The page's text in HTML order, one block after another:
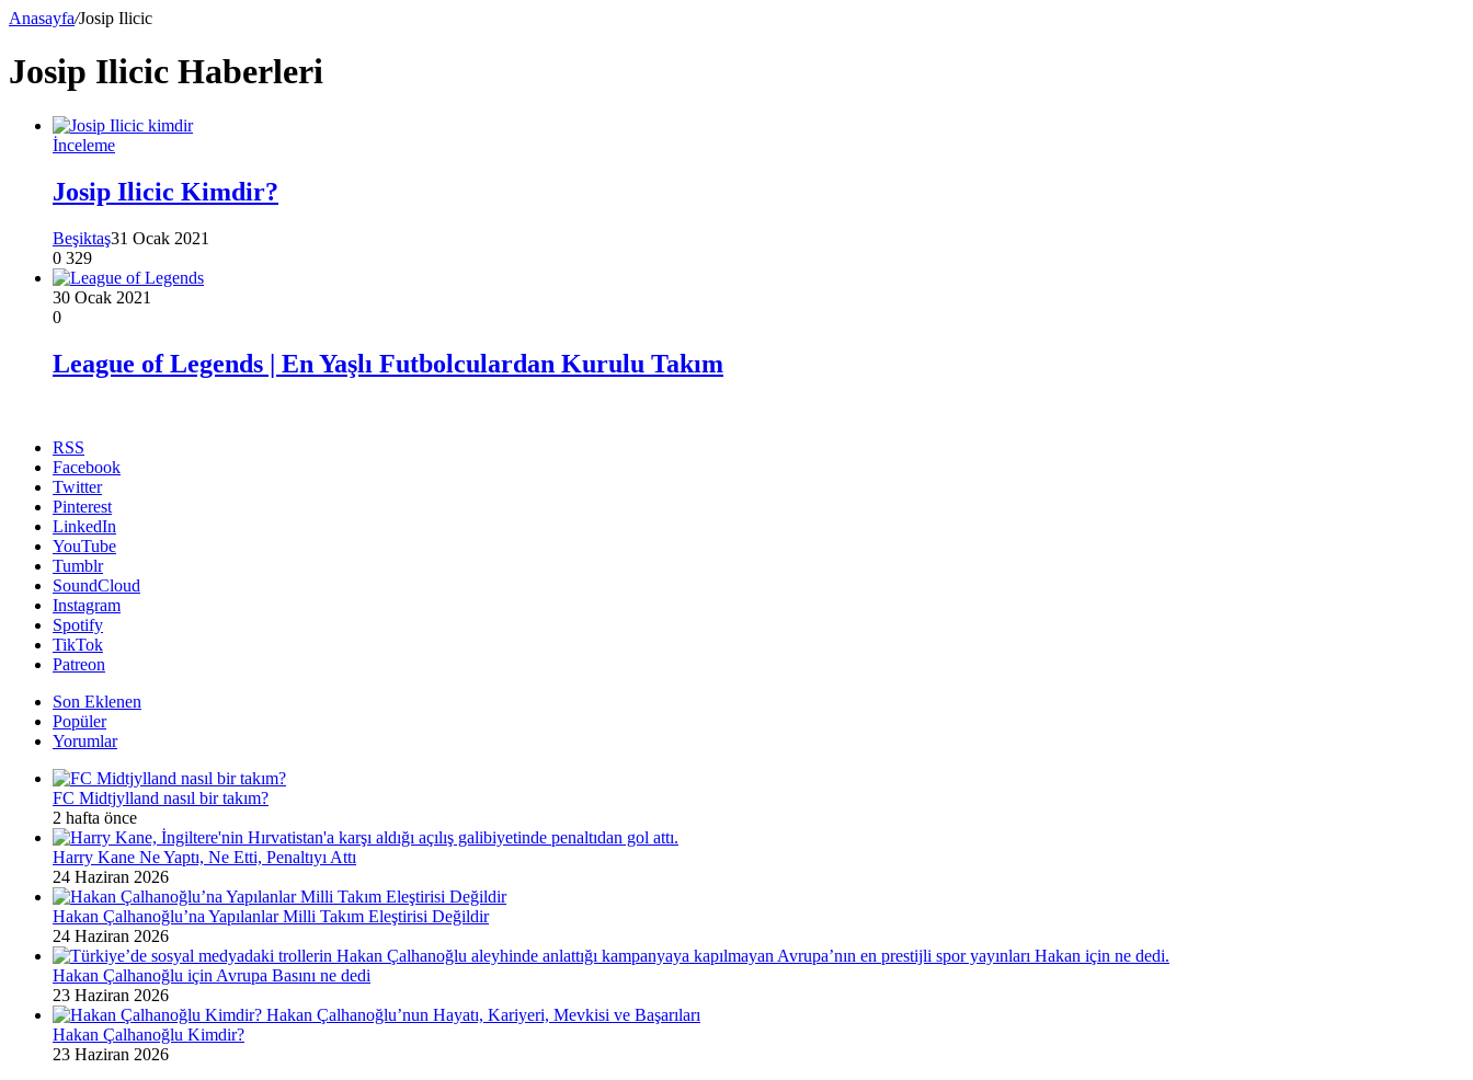
Anasayfa/Josip Ilicic
Josip Ilicic Haberleri
İnceleme
Josip Ilicic Kimdir?
Beşiktaş31 Ocak 2021
0 329
30 Ocak 2021
0
League of Legends | En Yaşlı Futbolculardan Kurulu Takım
RSS
Facebook
Twitter
Pinterest
LinkedIn
YouTube
Tumblr
SoundCloud
Instagram
Spotify
TikTok
Patreon
Son Eklenen
Popüler
Yorumlar
FC Midtjylland nasıl bir takım?
2 hafta önce
Harry Kane Ne Yaptı, Ne Etti, Penaltıyı Attı
24 Haziran 2026
Hakan Çalhanoğlu’na Yapılanlar Milli Takım Eleştirisi Değildir
24 Haziran 2026
Hakan Çalhanoğlu için Avrupa Basını ne dedi
23 Haziran 2026
Hakan Çalhanoğlu Kimdir?
23 Haziran 2026